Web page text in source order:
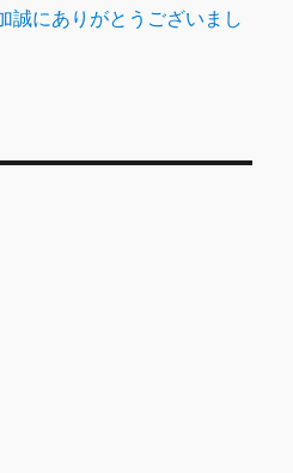
誠にありがとうございまし